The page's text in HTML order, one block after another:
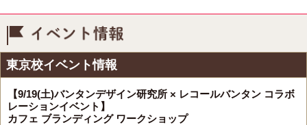
東京校イベント情報
【9/19(土)バンタンデザイン研究所 × レコールバンタン コラボ
レーションイベント】
カフェ ブランディング ワークショップ